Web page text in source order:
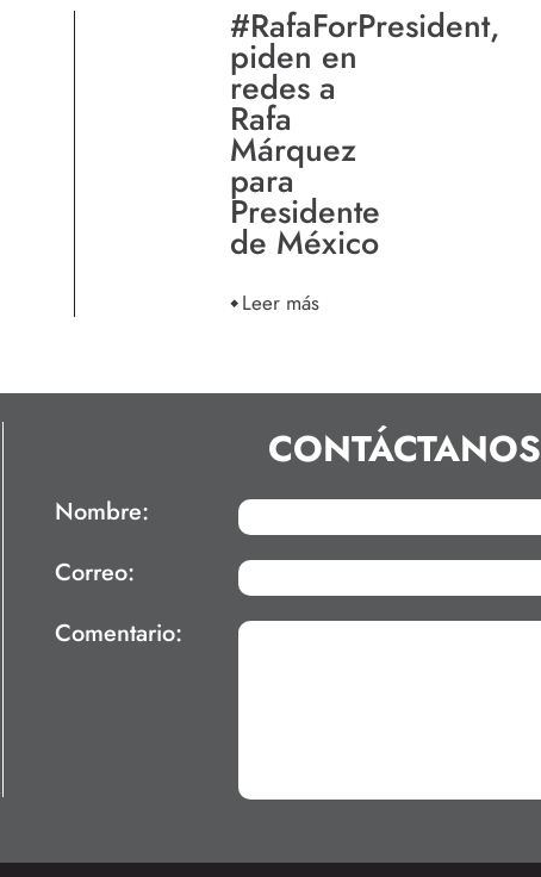
#RafaForPresident,
piden en
redes a
Rafa
Márquez
para
Presidente
de México
Leer más
CONTÁCTANOS
Nombre:
Correo:
Comentario: